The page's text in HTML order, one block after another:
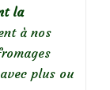
la
à nos
plus ou